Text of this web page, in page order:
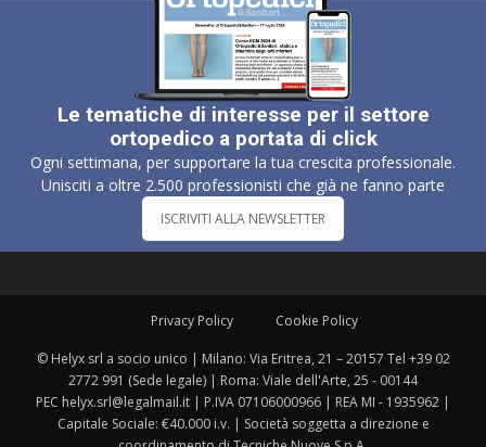
Le tematiche di interesse per il settore
ortopedico a portata di click
Ogni settimana, per supportare la tua crescita professionale.
Unisciti a oltre 2.500 professionisti che già ne fanno parte
ISCRIVITI ALLA NEWSLETTER
Privacy Policy Cookie Policy
© Helyx srl a socio unico | Milano: Via Eritrea, 21 – 20157 Tel +39 02
2772 991 (Sede legale) | Roma: Viale dell'Arte, 25 - 00144
PEC helyx.srl@legalmail.it | P.IVA 07106000966 | REA MI - 1935962 |
Capitale Sociale: €40.000 i.v. | Società soggetta a direzione e